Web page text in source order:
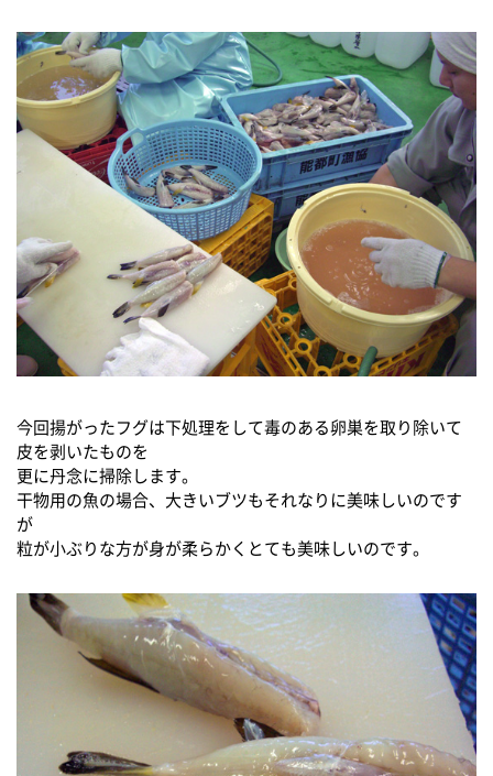
今回揚がったフグは下処理をして毒のある卵巣を取り除いて
皮を剥いたものを
更に丹念に掃除します。
干物用の魚の場合、大きいブツもそれなりに美味しいのです
が
粒が小ぶりな方が身が柔らかくとても美味しいのです。